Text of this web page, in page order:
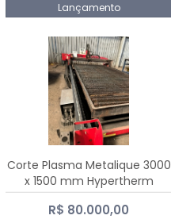
Lançamento
Corte Plasma Metalique 3000
x 1500 mm Hypertherm
Powermax 45 xp
R$ 80.000,00